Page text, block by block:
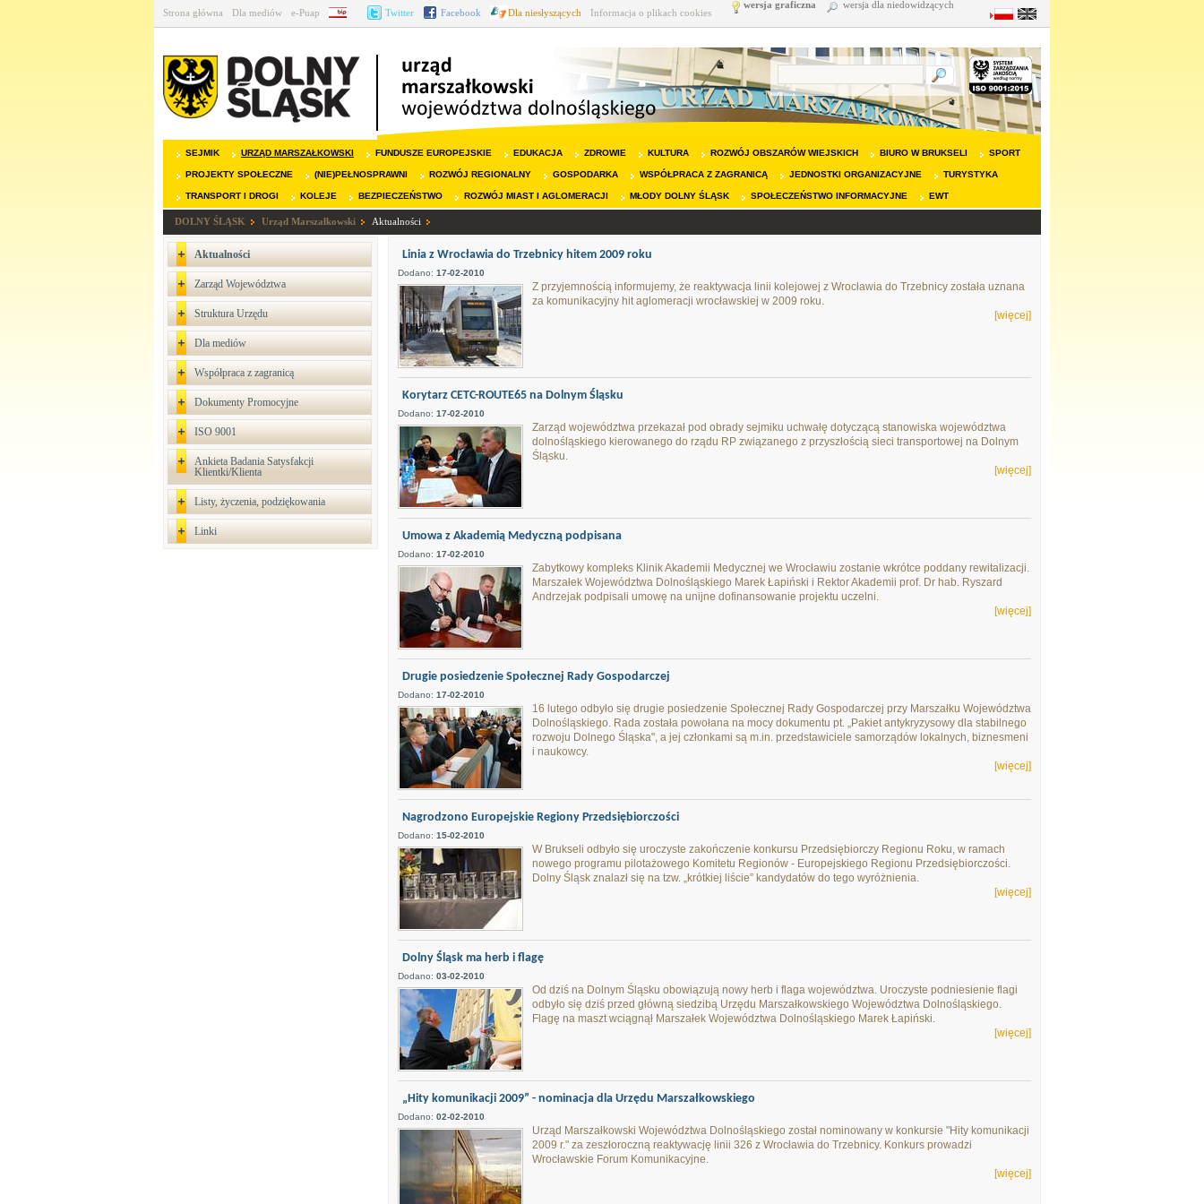
Strona główna Dla mediów e-Puap BIP Twitter Facebook Dla niesłyszących Informacja o plikach cookies
wersja graficzna wersja dla niedowidzących
SEJMIK URZĄD MARSZAŁKOWSKI FUNDUSZE EUROPEJSKIE EDUKACJA ZDROWIE KULTURA ROZWÓJ OBSZARÓW WIEJSKICH BIURO W BRUKSELI SPORT
PROJEKTY SPOŁECZNE (NIE)PEŁNOSPRAWNI ROZWÓJ REGIONALNY GOSPODARKA WSPÓŁPRACA Z ZAGRANICĄ JEDNOSTKI ORGANIZACYJNE TURYSTYKA
TRANSPORT I DROGI KOLEJE BEZPIECZEŃSTWO ROZWÓJ MIAST I AGLOMERACJI MŁODY DOLNY ŚLĄSK SPOŁECZEŃSTWO INFORMACYJNE EWT
DOLNY ŚLĄSK Urząd Marszałkowski Aktualności
Aktualności
Zarząd Województwa
Struktura Urzędu
Dla mediów
Współpraca z zagranicą
Dokumenty Promocyjne
ISO 9001
Ankieta Badania Satysfakcji
Klientki/Klienta
Listy, życzenia, podziękowania
Linki
Linia z Wrocławia do Trzebnicy hitem 2009 roku
Dodano: 17-02-2010
Z przyjemnością informujemy, że reaktywacja linii kolejowej z Wrocławia do Trzebnicy została uznana
za komunikacyjny hit aglomeracji wrocławskiej w 2009 roku.
[więcej]
Korytarz CETC-ROUTE65 na Dolnym Śląsku
Dodano: 17-02-2010
Zarząd województwa przekazał pod obrady sejmiku uchwałę dotyczącą stanowiska województwa
dolnośląskiego kierowanego do rządu RP związanego z przyszłością sieci transportowej na Dolnym
Śląsku.
[więcej]
Umowa z Akademią Medyczną podpisana
Dodano: 17-02-2010
Zabytkowy kompleks Klinik Akademii Medycznej we Wrocławiu zostanie wkrótce poddany rewitalizacji.
Marszałek Województwa Dolnośląskiego Marek Łapiński i Rektor Akademii prof. Dr hab. Ryszard
Andrzejak podpisali umowę na unijne dofinansowanie projektu uczelni.
[więcej]
Drugie posiedzenie Społecznej Rady Gospodarczej
Dodano: 17-02-2010
16 lutego odbyło się drugie posiedzenie Społecznej Rady Gospodarczej przy Marszałku Województwa
Dolnośląskiego. Rada została powołana na mocy dokumentu pt. „Pakiet antykryzysowy dla stabilnego
rozwoju Dolnego Śląska", a jej członkami są m.in. przedstawiciele samorządów lokalnych, biznesmeni
i naukowcy.
[więcej]
Nagrodzono Europejskie Regiony Przedsiębiorczości
Dodano: 15-02-2010
W Brukseli odbyło się uroczyste zakończenie konkursu Przedsiębiorczy Regionu Roku, w ramach
nowego programu pilotażowego Komitetu Regionów - Europejskiego Regionu Przedsiębiorczości.
Dolny Śląsk znalazł się na tzw. „krótkiej liście” kandydatów do tego wyróżnienia.
[więcej]
Dolny Śląsk ma herb i flagę
Dodano: 03-02-2010
Od dziś na Dolnym Śląsku obowiązują nowy herb i flaga województwa. Uroczyste podniesienie flagi
odbyło się dziś przed główną siedzibą Urzędu Marszałkowskiego Województwa Dolnośląskiego.
Flagę na maszt wciągnął Marszałek Województwa Dolnośląskiego Marek Łapiński.
[więcej]
„Hity komunikacji 2009” - nominacja dla Urzędu Marszałkowskiego
Dodano: 02-02-2010
Urząd Marszałkowski Województwa Dolnośląskiego został nominowany w konkursie "Hity komunikacji
2009 r." za zeszłoroczną reaktywację linii 326 z Wrocławia do Trzebnicy. Konkurs prowadzi
Wrocławskie Forum Komunikacyjne.
[więcej]